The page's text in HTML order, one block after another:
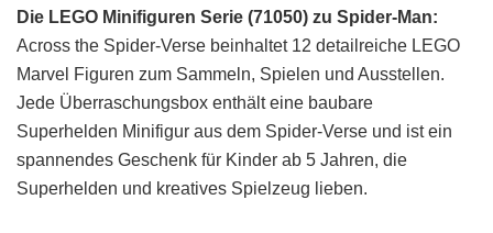
Die LEGO Minifiguren Serie (71050) zu Spider-Man:
Across the Spider-Verse beinhaltet 12 detailreiche LEGO
Marvel Figuren zum Sammeln, Spielen und Ausstellen.
Jede Überraschungsbox enthält eine baubare
Superhelden Minifigur aus dem Spider-Verse und ist ein
spannendes Geschenk für Kinder ab 5 Jahren, die
Superhelden und kreatives Spielzeug lieben.